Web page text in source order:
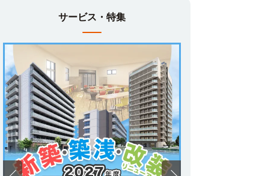
スタッフ一同全力でお部屋探しの
サポートをさせていただきます！😊
お気軽にお問い合わせくださいませ(*^▽^*)♥
-------------------------------------------
🍊 愛媛大原簿記公務員専門学校周辺！🍊
＼人気の学生向けマンションのご紹介／
サービス・特集